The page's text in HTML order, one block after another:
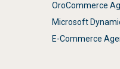
OroCommerce
Microsoft
E-Commerce